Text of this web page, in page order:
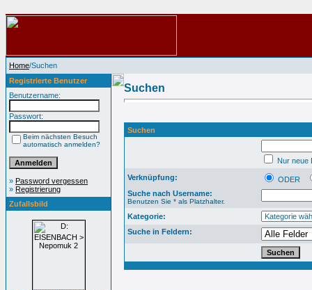
Home/Suchen
Registrierte Benutzer
Benutzername:
Passwort:
Beim nächsten Besuch
automatisch anmelden?
» Password vergessen
» Registrierung
Zufallsbild
Suchen
Suchen
Nur neue
Verknüpfung:
ODER
Suche nach Username:
Benutzen Sie * als Platzhalter.
Kategorie:
Suche in Feldern: